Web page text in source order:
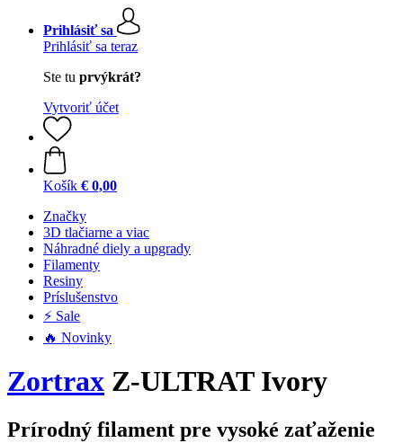
Prihlásiť sa
Prihlásiť sa teraz
Ste tu prvýkrát?
Vytvoriť účet
Košík € 0,00
Značky
3D tlačiarne a viac
Náhradné diely a upgrady
Filamenty
Resiny
Príslušenstvo
⚡ Sale
🔥 Novinky
Zortrax Z-ULTRAT Ivory
Prírodný filament pre vysoké zaťaženie